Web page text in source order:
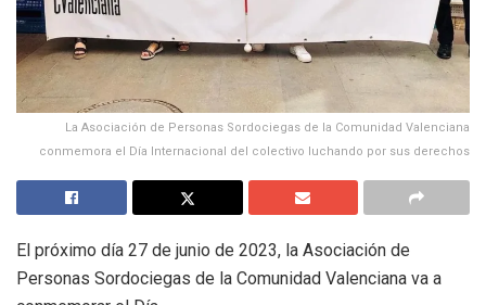
La Asociación de Personas Sordociegas de la Comunidad Valenciana
conmemora el Día Internacional del colectivo luchando por sus derechos
El próximo día 27 de junio de 2023, la Asociación de
Personas Sordociegas de la Comunidad Valenciana va a